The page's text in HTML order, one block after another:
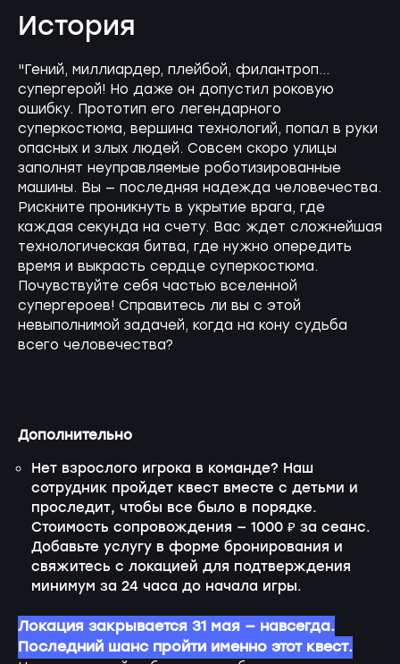
История
"Гений, миллиардер, плейбой, филантроп...
супергерой! Но даже он допустил роковую
ошибку. Прототип его легендарного
суперкостюма, вершина технологий, попал в руки
опасных и злых людей. Совсем скоро улицы
заполнят неуправляемые роботизированные
машины. Вы — последняя надежда человечества.
Рискните проникнуть в укрытие врага, где
каждая секунда на счету. Вас ждет сложнейшая
технологическая битва, где нужно опередить
время и выкрасть сердце суперкостюма.
Почувствуйте себя частью вселенной
супергероев! Справитесь ли вы с этой
невыполнимой задачей, когда на кону судьба
всего человечества?
Дополнительно
Нет взрослого игрока в команде? Наш
сотрудник пройдет квест вместе с детьми и
проследит, чтобы все было в порядке.
Стоимость сопровождения — 1000 ₽ за сеанс.
Добавьте услугу в форме бронирования и
свяжитесь с локацией для подтверждения
минимум за 24 часа до начала игры.
Локация закрывается 31 мая — навсегда.
Последний шанс пройти именно этот квест.